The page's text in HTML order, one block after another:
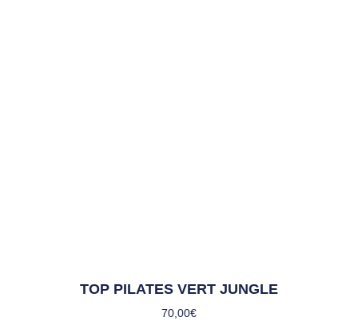
TOP PILATES VERT JUNGLE
70,00€